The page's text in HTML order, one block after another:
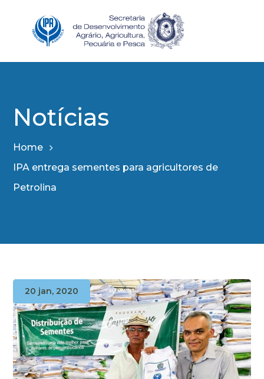
Notícias
Home
IPA entrega sementes para agricultores de
Petrolina
20 jan, 2020